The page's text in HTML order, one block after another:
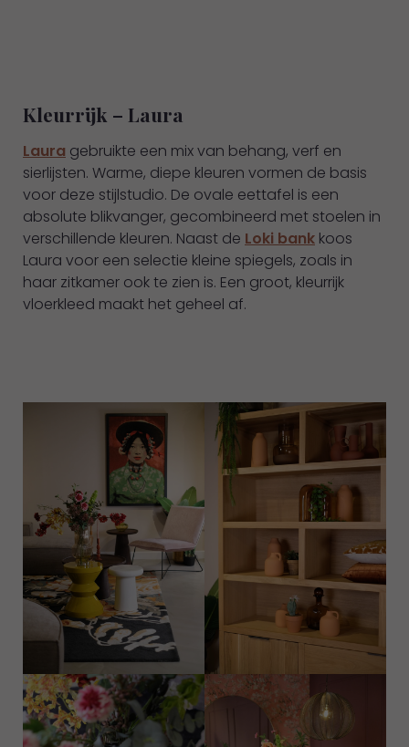
Kleurrijk – Laura
Laura gebruikte een mix van behang, verf en
sierlijsten. Warme, diepe kleuren vormen de basis
voor deze stijlstudio. De ovale eettafel is een
absolute blikvanger, gecombineerd met stoelen in
verschillende kleuren. Naast de Loki bank koos
Laura voor een selectie kleine spiegels, zoals in
haar zitkamer ook te zien is. Een groot, kleurrijk
vloerkleed maakt het geheel af.